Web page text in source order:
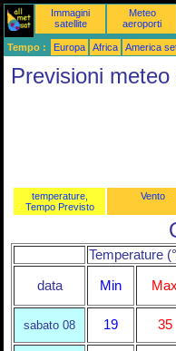
Immagini
satellite
Meteo
aeroporti
Tempo : Europa Africa America
Previsioni
temperature,
Tempo Previsto
Vento
Temperature
data Min Max
sabato 08 19 35